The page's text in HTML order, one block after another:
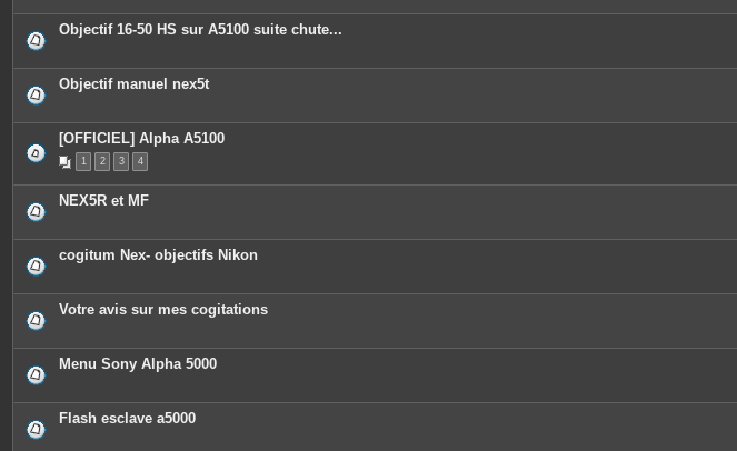
c
e
o
e
Objectif 16-50 HS sur A5100 suite chute...
Objectif manuel nex5t
[OFFICIEL] Alpha A5100
1 2 3 4
NEX5R et MF
cogitum Nex- objectifs Nikon
Votre avis sur mes cogitations
Menu Sony Alpha 5000
Flash esclave a5000